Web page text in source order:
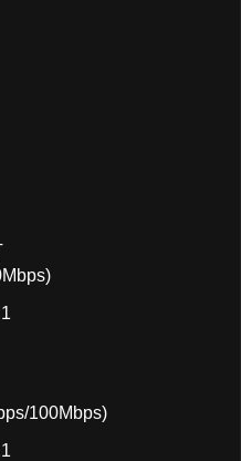
100Mbps)